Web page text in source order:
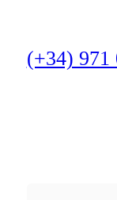
(+34) 971